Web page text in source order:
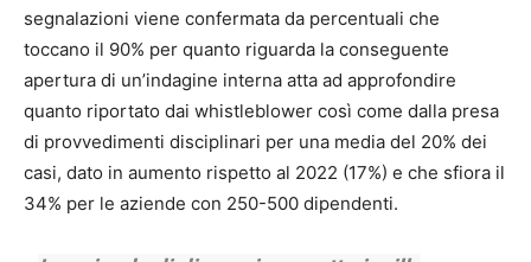
segnalazioni viene confermata da percentuali che
toccano il 90% per quanto riguarda la conseguente
apertura di un’indagine interna atta ad approfondire
quanto riportato dai whistleblower così come dalla presa
di provvedimenti disciplinari per una media del 20% dei
casi, dato in aumento rispetto al 2022 (17%) e che sfiora il
34% per le aziende con 250-500 dipendenti.